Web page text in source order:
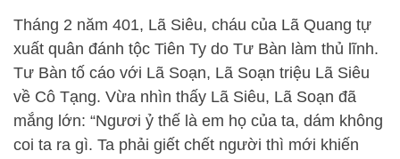
Tháng 2 năm 401, Lã Siêu, cháu của Lã Quang tự
xuất quân đánh tộc Tiên Ty do Tư Bàn làm thủ lĩnh.
Tư Bàn tố cáo với Lã Soạn, Lã Soạn triệu Lã Siêu
về Cô Tạng. Vừa nhìn thấy Lã Siêu, Lã Soạn đã
mắng lớn: “Ngươi ỷ thế là em họ của ta, dám không
coi ta ra gì. Ta phải giết chết người thì mới khiến